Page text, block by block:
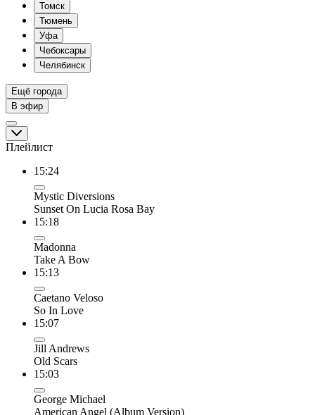
Томск
Тюмень
Уфа
Чебоксары
Челябинск
Ещё города
В эфир
Плейлист
15:24
Mystic Diversions
Sunset On Lucia Rosa Bay
15:18
Madonna
Take A Bow
15:13
Caetano Veloso
So In Love
15:07
Jill Andrews
Old Scars
15:03
George Michael
American Angel (Album Version)